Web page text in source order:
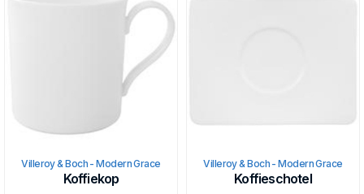
Villeroy & Boch - Modern Grace
Koffiekop
Villeroy & Boch - Modern Grace
Koffieschotel